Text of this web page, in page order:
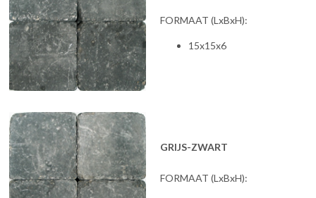
FORMAAT (LxBxH):
15x15x6
GRIJS-ZWART
FORMAAT (LxBxH):